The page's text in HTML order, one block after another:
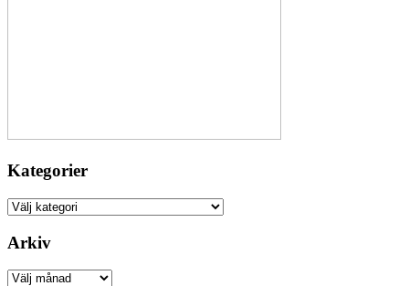
Kategorier
Kategorier
Arkiv
Arkiv